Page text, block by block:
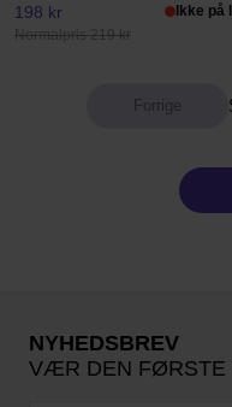
198 kr
Normalpris 219 kr
Ikke på
NYHEDSBREV
VÆR DEN FØRSTE